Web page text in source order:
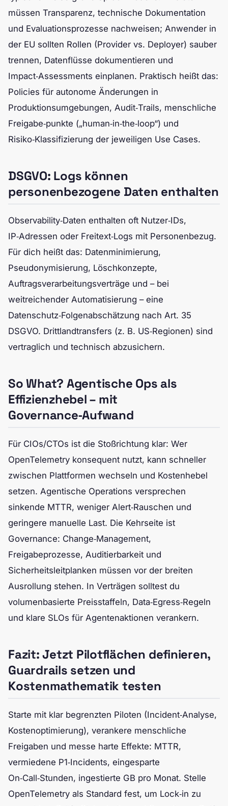
müssen Transparenz, technische Dokumentation
und Evaluationsprozesse nachweisen; Anwender in
der EU sollten Rollen (Provider vs. Deployer) sauber
trennen, Datenflüsse dokumentieren und
Impact‑Assessments einplanen. Praktisch heißt das:
Policies für autonome Änderungen in
Produktionsumgebungen, Audit‑Trails, menschliche
Freigabe‑punkte („human‑in‑the‑loop“) und
Risiko‑Klassifizierung der jeweiligen Use Cases.
DSGVO: Logs können
personenbezogene Daten enthalten
Observability‑Daten enthalten oft Nutzer‑IDs,
IP‑Adressen oder Freitext‑Logs mit Personenbezug.
Für dich heißt das: Datenminimierung,
Pseudonymisierung, Löschkonzepte,
Auftragsverarbeitungsverträge und – bei
weitreichender Automatisierung – eine
Datenschutz‑Folgenabschätzung nach Art. 35
DSGVO. Drittlandtransfers (z. B. US‑Regionen) sind
vertraglich und technisch abzusichern.
So What? Agentische Ops als
Effizienzhebel – mit
Governance‑Aufwand
Für CIOs/CTOs ist die Stoßrichtung klar: Wer
OpenTelemetry konsequent nutzt, kann schneller
zwischen Plattformen wechseln und Kostenhebel
setzen. Agentische Operations versprechen
sinkende MTTR, weniger Alert‑Rauschen und
geringere manuelle Last. Die Kehrseite ist
Governance: Change‑Management,
Freigabeprozesse, Auditierbarkeit und
Sicherheitsleitplanken müssen vor der breiten
Ausrollung stehen. In Verträgen solltest du
volumenbasierte Preisstaffeln, Data‑Egress‑Regeln
und klare SLOs für Agentenaktionen verankern.
Fazit: Jetzt Pilotflächen definieren,
Guardrails setzen und
Kostenmathematik testen
Starte mit klar begrenzten Piloten (Incident‑Analyse,
Kostenoptimierung), verankere menschliche
Freigaben und messe harte Effekte: MTTR,
vermiedene P1‑Incidents, eingesparte
On‑Call‑Stunden, ingestierte GB pro Monat. Stelle
OpenTelemetry als Standard fest, um Lock‑in zu